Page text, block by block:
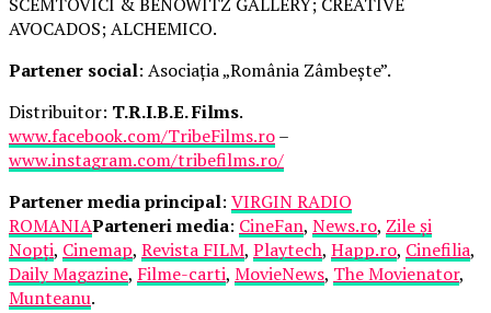
AVOCADOS; ALCHEMICO.
Partener social: Asociația „România Zâmbește”.
Distribuitor: T.R.I.B.E. Films.
www.facebook.com/TribeFilms.ro–
www.instagram.com/tribefilms.ro/
Partener media principal: VIRGIN RADIO
ROMANIAParteneri media: CineFan, News.ro, Zile și
Nopți, Cinemap, Revista FILM, Playtech, Happ.ro, Cinefilia,
Daily Magazine, Filme-carti, MovieNews, The Movienator,
Munteanu.